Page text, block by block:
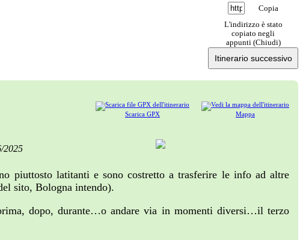
Copia
L'indirizzo è stato
copiato negli
appunti (Chiudi)
Itinerario successivo
Mappa
Scarica GPX
2025
piuttosto latitanti e sono costretto a trasferire le info ad altre
sito, Bologna intendo).
dopo, durante…o andare via in momenti diversi…il terzo